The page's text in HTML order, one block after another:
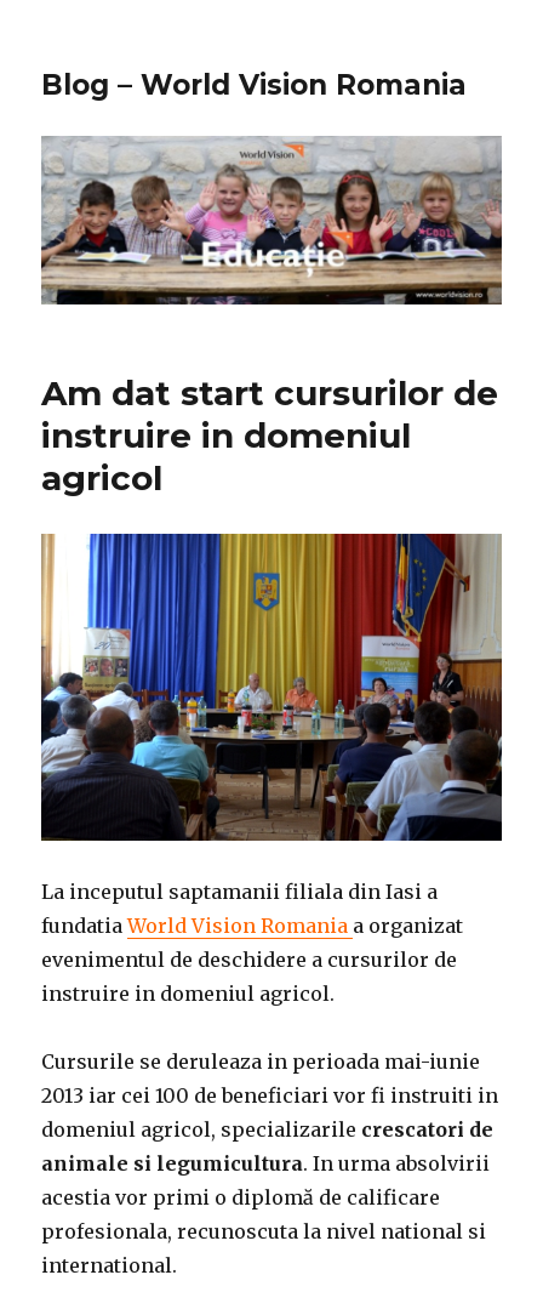
Blog – World Vision Romania
Am dat start cursurilor de
instruire in domeniul
agricol
La inceputul saptamanii filiala din Iasi a
fundatiaWorld Vision Romania a organizat
evenimentul de deschidere a cursurilor de
instruire in domeniul agricol.
Cursurile se deruleaza in perioada mai-iunie
2013 iar cei 100 de beneficiari vor fi instruiti in
domeniul agricol, specializarile crescatori de
animale si legumicultura. In urma absolvirii
acestia vor primi o diplomă de calificare
profesionala, recunoscuta la nivel national si
international.